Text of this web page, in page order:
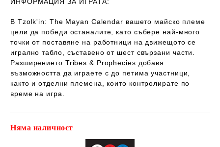
В Tzolk'in: The Mayan Calendar вашето майско племе
цели да победи останалите, като събере най-много
точки от поставяне на работници на движещото се
игрално табло, съставено от шест свързани части.
Разширението Tribes & Prophecies добавя
възможността да играете с до петима участници,
както и отделни племена, които контролирате по
време на игра.
Няма наличност